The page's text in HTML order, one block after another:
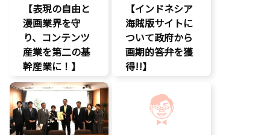
エンタメ産業
促進
デジタル著作
権
国会質疑
知的財産
経済政策
著作権
【表現の自由と
漫画業界を守
り、コンテンツ
産業を第二の基
幹産業に！】
エンタメ支援
二次創作保護
著作権
表現規制
【インドネシア
海賊版サイトに
ついて政府から
画期的答弁を獲
得!!】
エンタメ産業
促進
デジタル著作